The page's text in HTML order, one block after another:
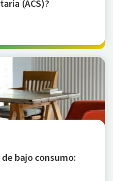
(ACS)?
bajo consumo: